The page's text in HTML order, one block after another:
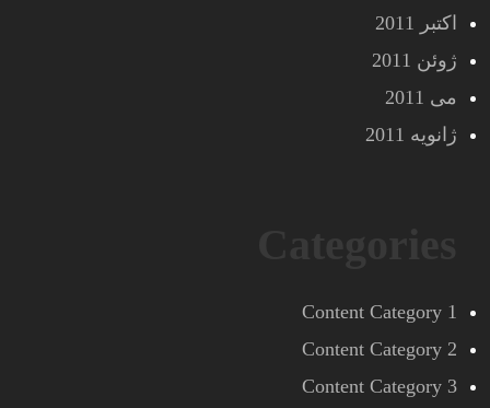
اکتبر 2011
ژوئن 2011
می 2011
ژانویه 2011
Content Category 1
Content Category 2
Content Category 3